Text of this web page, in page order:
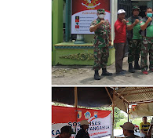
Bupati Gresik Gus Yani
Komitmen Pelayanan Publik
Optik Merlin Donasikan